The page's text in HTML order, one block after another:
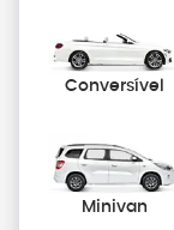
Conversível
Minivan